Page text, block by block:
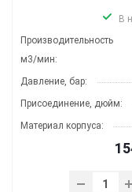
В
Производитель­ность
м3/мин:
Давление, бар:
Присоединение, дюйм:
Материал корпуса: